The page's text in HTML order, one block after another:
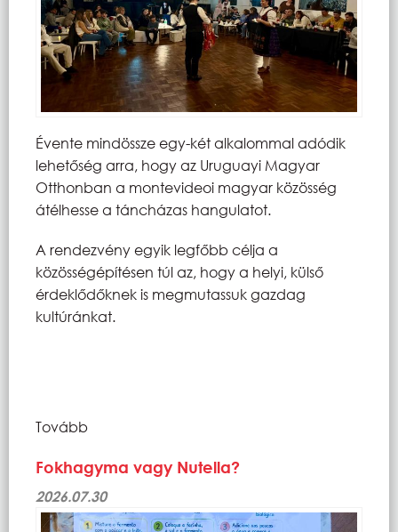
Évente mindössze egy-két alkalommal adódik
lehetőség arra, hogy az Uruguayi Magyar
Otthonban a montevideoi magyar közösség
átélhesse a táncházas hangulatot.
A rendezvény egyik legfőbb célja a
közösségépítésen túl az, hogy a helyi, külső
érdeklődőknek is megmutassuk gazdag
kultúránkat.
Tovább
Fokhagyma vagy Nutella?
2026.07.30